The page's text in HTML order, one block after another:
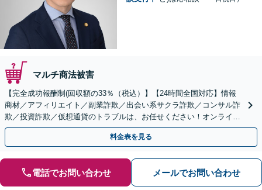
マルチ商法被害
【完全成功報酬制(回収額の33％（税込）】【24時間全国対応】情報
商材／アフィリエイト／副業詐欺／出会い系サクラ詐欺／コンサル詐
欺／投資詐欺／仮想通貨のトラブルは、お任せください！オンライン
のみで解決も可能！
料金表を見る
電話でお問い合わせ メールでお問い合わせ